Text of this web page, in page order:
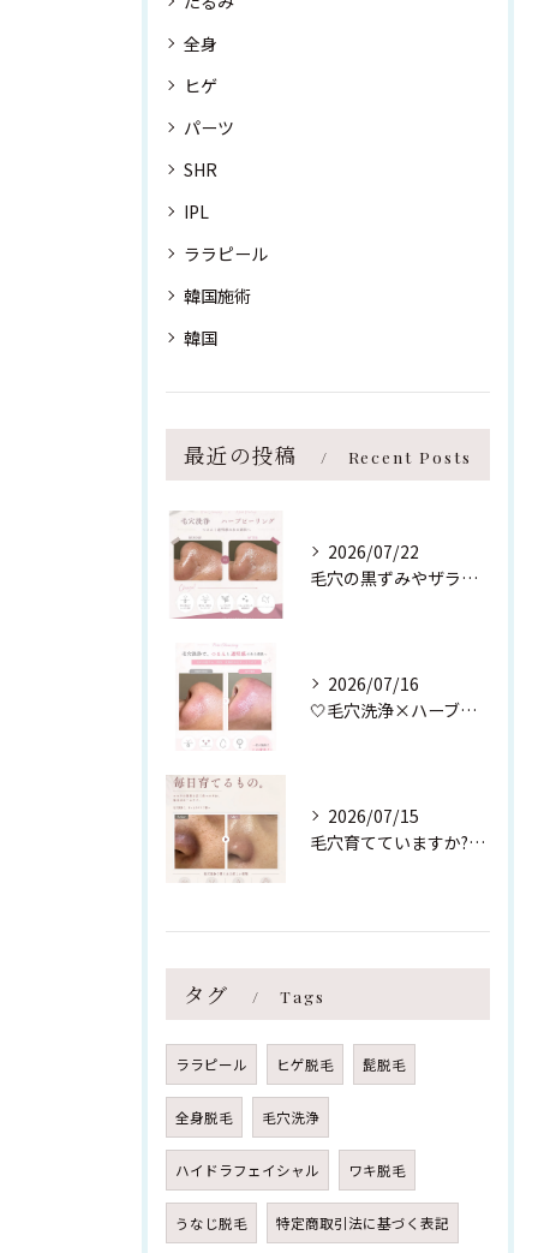
全身
ヒゲ
パーツ
SHR
IPL
ララピール
韓国施術
韓国
最近の投稿 Recent Posts
2026/07/22
毛穴の黒ずみやザラつき、繰り返す肌荒れでお悩みの方へ。
2026/07/16
🤍毛穴洗浄×ハーブピーリング🤍
2026/07/15
毛穴育てていますか?【スタッフ肌Before⇆After】
タグ Tags
ララピール ヒゲ脱毛 髭脱毛
全身脱毛 毛穴洗浄
ハイドラフェイシャル ワキ脱毛
うなじ脱毛 特定商取引法に基づく表記